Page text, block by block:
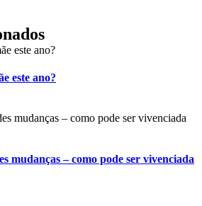
este ano?
mudanças – como pode ser vivenciada